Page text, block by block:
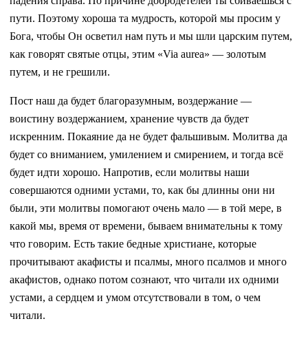
пути. Поэтому хороша та мудрость, которой мы просим у
Бога, чтобы Он осветил нам путь и мы шли царским путем,
как говорят святые отцы, этим «Via aurea» — золотым
путем, и не грешили.
Пост наш да будет благоразумным, воздержание —
воистину воздержанием, хранение чувств да будет
искренним. Покаяние да не будет фальшивым. Молитва да
будет со вниманием, умилением и смирением, и тогда всё
будет идти хорошо. Напротив, если молитвы наши
совершаются одними устами, то, как бы длинны они ни
были, эти молитвы помогают очень мало — в той мере, в
какой мы, время от времени, бываем внимательны к тому
что говорим. Есть такие бедные христиане, которые
прочитывают акафисты и псалмы, много псалмов и много
акафистов, однако потом сознают, что читали их одними
устами, а сердцем и умом отсутствовали в том, о чем
читали.